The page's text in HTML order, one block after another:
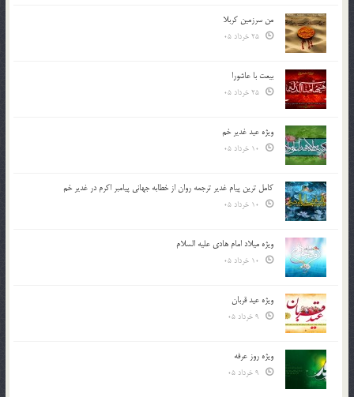
من سرزمین کربلا
بیعت با عاشورا
ویژه عید غدیر خم
کامل ترین پیام غدیر ترجمه روان از خطابه جهانی پیامبر اکرم در غدیر خم
ویژه میلاد امام هادی علیه السلام
ویژه عید قربان
ویژه روز عرفه